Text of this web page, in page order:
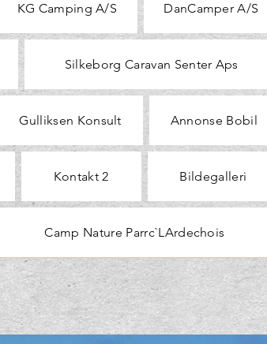
KG Camping A/S DanCamper A/S
Silkeborg Caravan Senter Aps
Gulliksen Konsult Annonse Bobil
Kontakt 2 Bildegalleri
Camp Nature Parrc`LArdechois